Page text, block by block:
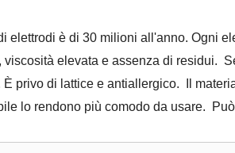
elettrodi è di 30 milioni all'anno. Ogni
viscosità elevata e assenza di residui.
privo di lattice e antiallergico.
Il
lo rendono più comodo da usare.